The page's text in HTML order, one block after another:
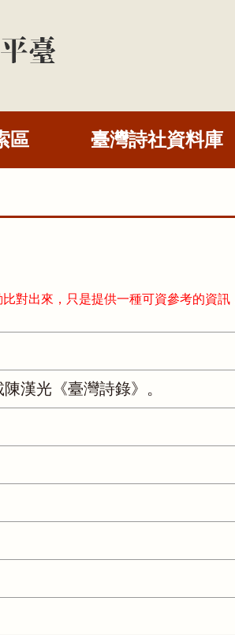
區 臺灣詩社資料庫
對出來，只是提供一種可資參考的資
漢光《臺灣詩錄》。